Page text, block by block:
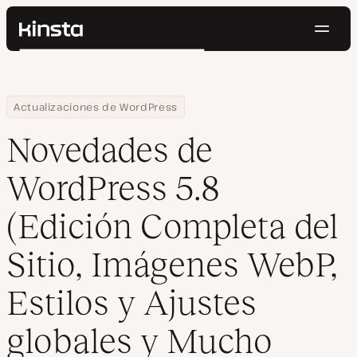
Kinsta®
Precios
Contacto
Buscar
Home
Centro de Recursos
Blog
Actualizaciones de WordPress
Novedades de WordPress 5.8 (Edición Completa del Sitio,
Novedades de
WordPress 5.8
(Edición Completa del
Sitio, Imágenes WebP,
Estilos y Ajustes
globales y Mucho